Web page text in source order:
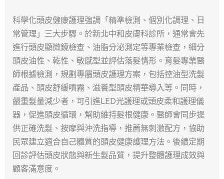
科學化頭皮健康護理強調「精準檢測、個別化調理、日
常管理」三大步驟。於新北中和皮膚科診所，通常會先
進行頭皮顯微鏡檢查、油脂分泌測定等專業檢查，細分
頭皮油性、乾性、敏感型並評估落髮情形。育髮專業醫
師根據檢測，規劃專屬頭皮護理方案，包括控油型洗髮
產品、頭皮舒緩噴霧、滋養型頭皮精華導入等。同時，
嚴重髮量減少者，可引進LED光護理或頭皮柔和護理儀
器，促進頭皮循環，幫助維持髮根健康。醫師會同步提
供正確洗髮、按摩與沖洗指導，推薦無刺激配方，協助
民眾建立適合自己體質的頭皮健康護理方法。後續定期
回診評估頭皮狀態與新生髮品質，提升整體護理成效與
顧客滿意度。